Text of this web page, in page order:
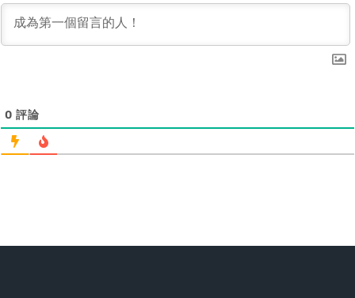
0 評論